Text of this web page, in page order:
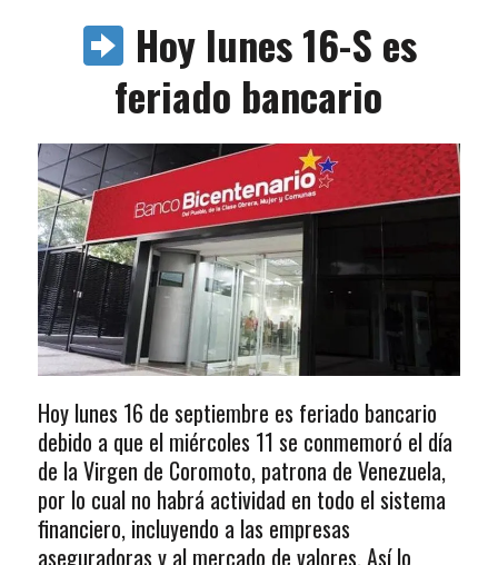
Hoy lunes 16-S es
feriado bancario
Hoy lunes 16 de septiembre es feriado bancario
debido a que el miércoles 11 se conmemoró el día
de la Virgen de Coromoto, patrona de Venezuela,
por lo cual no habrá actividad en todo el sistema
financiero, incluyendo a las empresas
aseguradoras y al mercado de valores. Así lo